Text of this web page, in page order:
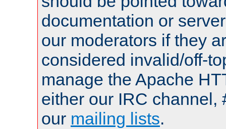
documentation or
our moderators if they
considered invalid/off-
manage the Apache
either our IRC channel,
our mailing lists.